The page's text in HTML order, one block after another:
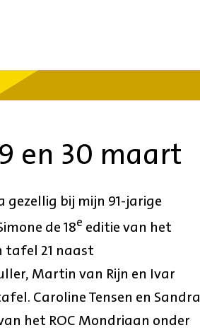
en 30 maart
gezellig bij mijn 91-jarige
de 18e editie van het
tafel 21 naast
Martin van Rijn en Ivar
Caroline Tensen en Sandra
het ROC Mondriaan onder